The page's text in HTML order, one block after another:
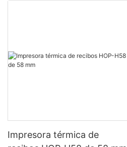
Impresora térmica de